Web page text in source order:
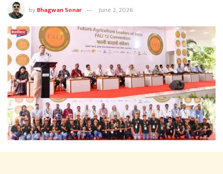
byBhagwan Sonar June 2, 2026